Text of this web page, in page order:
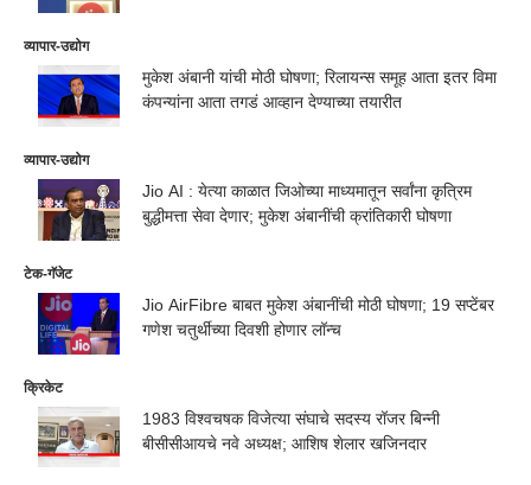
व्यापार-उद्योग
मुकेश अंबानी यांची मोठी घोषणा; रिलायन्स समूह आता इतर विमा
कंपन्यांना आता तगडं आव्हान देण्याच्या तयारीत
व्यापार-उद्योग
Jio AI : येत्या काळात जिओच्या माध्यमातून सर्वांना कृत्रिम
बुद्धीमत्ता सेवा देणार; मुकेश अंबानींची क्रांतिकारी घोषणा
टेक-गॅजेट
Jio AirFibre बाबत मुकेश अंबानींची मोठी घोषणा; 19 सप्टेंबर
गणेश चतुर्थीच्या दिवशी होणार लॉन्च
क्रिकेट
1983 विश्वचषक विजेत्या संघाचे सदस्य रॉजर बिन्नी
बीसीसीआयचे नवे अध्यक्ष; आशिष शेलार खजिनदार